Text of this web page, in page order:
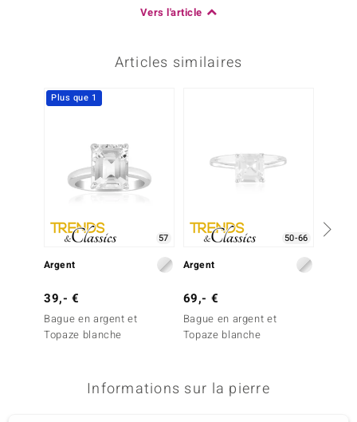
Vers l'article
Articles similaires
Plus que 1
57
Argent
39,- €
Bague en argent et
Topaze blanche
50-66
Argent
69,- €
Bague en argent et
Topaze blanche
Informations sur la pierre